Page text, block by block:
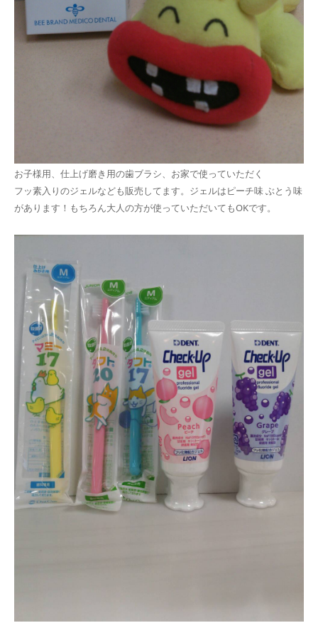
お子様用、仕上げ磨き用の歯ブラシ、お家で使っていただく
フッ素入りのジェルなども販売してます。ジェルはピーチ味 ぶとう味
があります！もちろん大人の方が使っていただいてもOKです。